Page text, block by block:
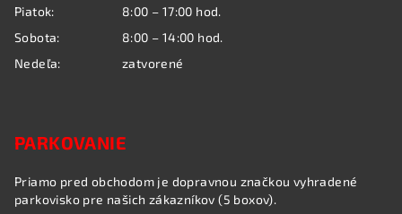
Piatok:
8:00 – 17:00 hod.
Sobota:
8:00 – 14:00 hod.
Nedeľa:
zatvorené
PARKOVANIE
Priamo pred obchodom je dopravnou značkou vyhradené
parkovisko pre našich zákazníkov (5 boxov).